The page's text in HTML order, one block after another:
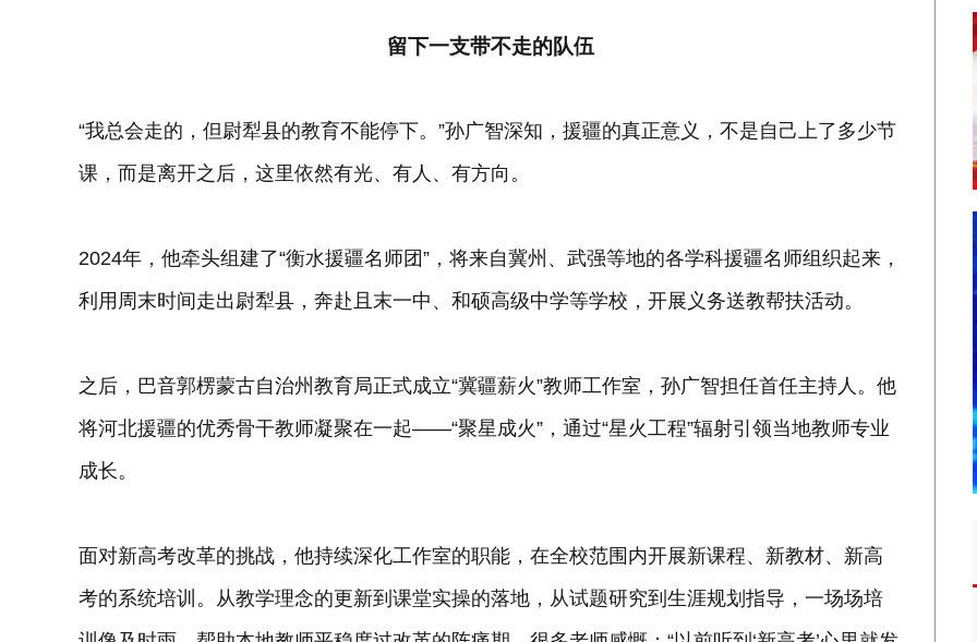
留下一支带不走的队伍
“我总会走的，但尉犁县的教育不能停下。”孙广智深知，援疆的真正意义，不是自己上了多少节
课，而是离开之后，这里依然有光、有人、有方向。
2024年，他牵头组建了“衡水援疆名师团”，将来自冀州、武强等地的各学科援疆名师组织起来，
利用周末时间走出尉犁县，奔赴且末一中、和硕高级中学等学校，开展义务送教帮扶活动。
之后，巴音郭楞蒙古自治州教育局正式成立“冀疆薪火”教师工作室，孙广智担任首任主持人。他
将河北援疆的优秀骨干教师凝聚在一起——“聚星成火”，通过“星火工程”辐射引领当地教师专业
成长。
面对新高考改革的挑战，他持续深化工作室的职能，在全校范围内开展新课程、新教材、新高
考的系统培训。从教学理念的更新到课堂实操的落地，从试题研究到生涯规划指导，一场场培